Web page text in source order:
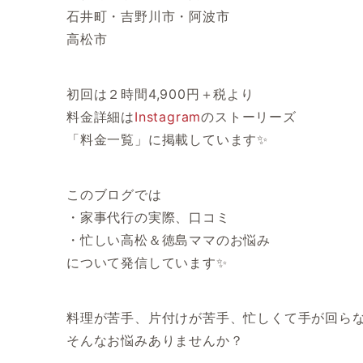
石井町・吉野川市・阿波市
高松市
初回は２時間4,900円＋税より
料金詳細はInstagramのストーリーズ
「料金一覧」に掲載しています✨
このブログでは
・家事代行の実際、口コミ
・忙しい高松＆徳島ママのお悩み
について発信しています✨
料理が苦手、片付けが苦手、忙しくて手が回ら
そんなお悩みありませんか？